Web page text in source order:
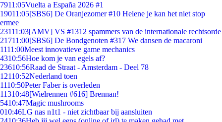
7911:05Vuelta a España 2026 #1
19011:05[SBS6] De Oranjezomer #10 Helene je kan het niet stop
ermee
23111:03[AMV] VS #1312 spammers van de internationale rechtsorde
21711:00[SBS6] De Bondgenoten #317 We dansen de macaroni
1111:00Meest innovatieve game mechanics
4310:56Hoe kom je van egels af?
23610:56Raad de Straat - Amsterdam - Deel 78
12110:52Nederland toen
1110:50Peter Faber is overleden
11310:48[Wielrennen #616] Brennan!
5410:47Magic mushrooms
010:46LG nas n1t1 - niet zichtbaar bij aansluiten